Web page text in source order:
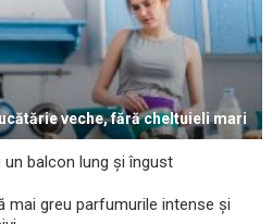
veche, fără cheltuieli mari
un balcon lung și îngust
mai greu parfumurile intense și